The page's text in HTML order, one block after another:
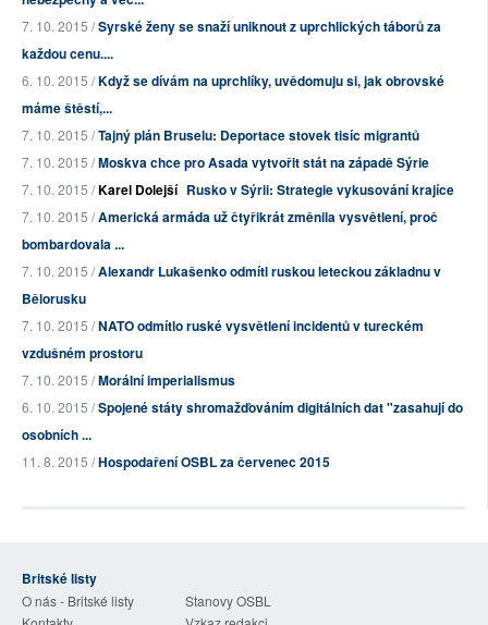
7. 10. 2015 /Syrské ženy se snaží uniknout z uprchlických táborů za
každou cenu....
6. 10. 2015 /Když se dívám na uprchlíky, uvědomuju si, jak obrovské
máme štěstí,...
7. 10. 2015 /Tajný plán Bruselu: Deportace stovek tisíc migrantů
7. 10. 2015 /Moskva chce pro Asada vytvořit stát na západě Sýrie
7. 10. 2015 /Karel Dolejší Rusko v Sýrii: Strategie vykusování krajíce
7. 10. 2015 /Americká armáda už čtyřikrát změnila vysvětlení, proč
bombardovala ...
7. 10. 2015 /Alexandr Lukašenko odmítl ruskou leteckou základnu v
Bělorusku
7. 10. 2015 /NATO odmítlo ruské vysvětlení incidentů v tureckém
vzdušném prostoru
7. 10. 2015 /Morální imperialismus
6. 10. 2015 /Spojené státy shromažďováním digitálních dat "zasahují do
osobních ...
11. 8. 2015 /Hospodaření OSBL za červenec 2015
Britské listy
O nás - Britské listy
Stanovy OSBL